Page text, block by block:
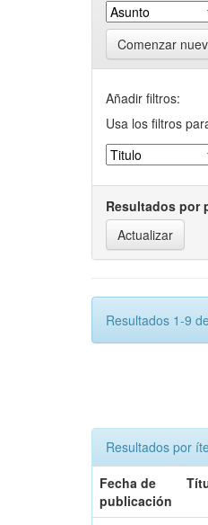
Comenzar
Añadir filtros:
Usa los filtros
Resultados por
Resultados 1-9
Resultados por
Fecha de
publicación